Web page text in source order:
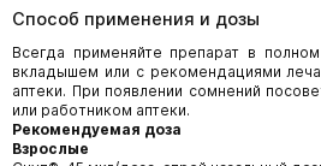
Способ применения и дозы
Всегда применяйте препарат в
вкладышем или с рекомендациями
аптеки. При появлении сомнений
или работником аптеки.
Рекомендуемая доза
Взрослые